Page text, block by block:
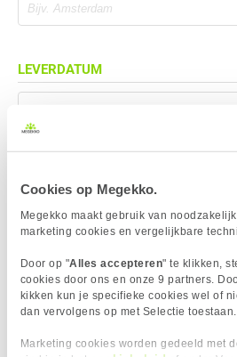
Cookies op Megekko.
Megekko maakt gebruik van
marketing cookies en vergelijkbare
Door op "Alles accepteren" te klikken,
cookies door ons en onze 9 partners.
kikken kun je specifieke cookies wel of
dan vervolgens op met Selectie toestaan.
Marketing cookies worden gedeeld met
LEVERDATUM
Bezorgadres is gelijk aan
Bezorging op alternatief adres
Afhalen op PostNL afhaalpunt
Afhalen in Megekko Shop te Breda